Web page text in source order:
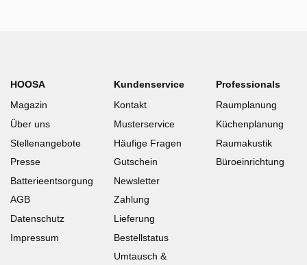
HOOSA
Magazin
Über uns
Stellenangebote
Presse
Batterieentsorgung
AGB
Datenschutz
Impressum
Kundenservice
Kontakt
Musterservice
Häufige Fragen
Gutschein
Newsletter
Zahlung
Lieferung
Bestellstatus
Umtausch &
Professionals
Raumplanung
Küchenplanung
Raumakustik
Büroeinrichtung